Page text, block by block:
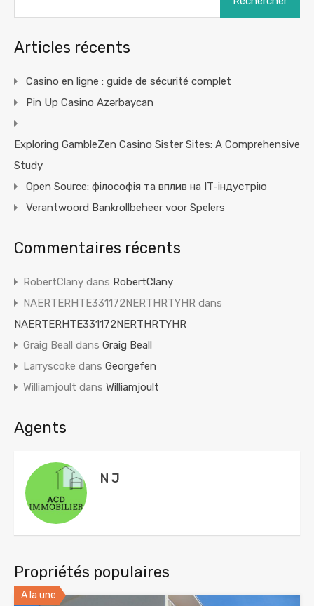
Articles récents
Casino en ligne : guide de sécurité complet
Pin Up Casino Azərbaycan
Exploring GambleZen Casino Sister Sites: A Comprehensive
Study
Open Source: філософія та вплив на IT-індустрію
Verantwoord Bankrollbeheer voor Spelers
Commentaires récents
RobertClany dans RobertClany
NAERTERHTE331172NERTHRTYHR dans
NAERTERHTE331172NERTHRTYHR
Graig Beall dans Graig Beall
Larryscoke dans Georgefen
Williamjoult dans Williamjoult
Agents
N J
Propriétés populaires
A la une